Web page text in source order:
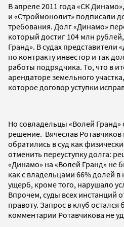
В апреле 2011 года «СК
и «Строймонолит» подписали
требования. Долг «Динамо»
который достиг 104 млн
Гранд». В судах представители
по контракту инвестор и так
работы подрядчика. То, что в
арендаторе земельного
которое договор уступки
Но совладельцы «Волей Гранд»
решение. Вячеслав
обратились в суд как
отменить переуступку долга:
«Динамо» на «Волей Гранд» не
как с владельцами 66% долей
ущерб, кроме того, нарушало
Впрочем, суды всех инстанций
правоту. Запрос в клуб остался
комментарии Ротавчикова не